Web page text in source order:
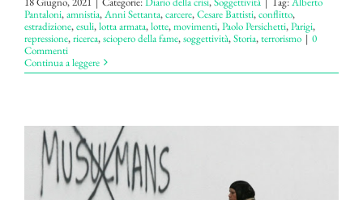
Pantaloni,amnistia,Anni Settanta,carcere,Cesare Battisti,conflitto,
estradizione,esuli,lotta armata,lotte,movimenti,Paolo Persichetti,Parigi,
repressione,ricerca,sciopero della fame,soggettività,Storia,terrorismo | 0
Commenti
Continua a leggere